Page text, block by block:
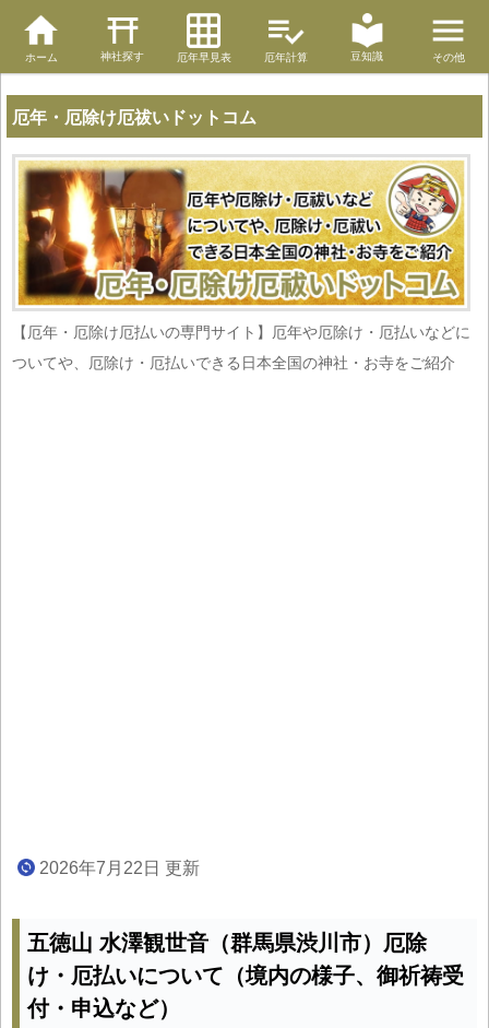
ホーム 神社探す 厄年早見表 厄年計算 豆知識 その他
厄年・厄除け厄祓いドットコム
【厄年・厄除け厄払いの専門サイト】厄年や厄除け・厄払いなどに
ついてや、厄除け・厄払いできる日本全国の神社・お寺をご紹介
2026年7月22日 更新
五徳山 水澤観世音（群馬県渋川市）厄除
け・厄払いについて（境内の様子、御祈祷受
付・申込など）